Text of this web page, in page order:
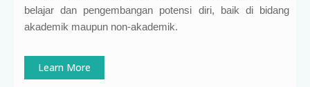
belajar dan pengembangan potensi diri, baik di bidang
akademik maupun non-akademik.
Learn More